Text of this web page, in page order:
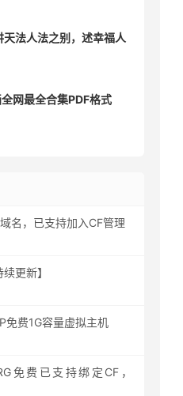
天法人法之别，述幸福人
网最全合集PDF格式
名，已支持加入CF管理
更新】
免费1G容量虚拟主机
免费已支持绑定CF，